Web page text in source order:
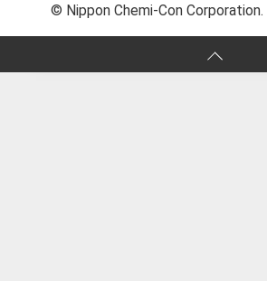
© Nippon Chemi-Con